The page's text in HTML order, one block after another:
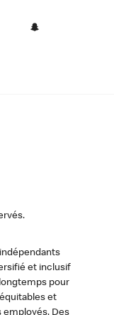
et inclusif
pour
et
employés. Des